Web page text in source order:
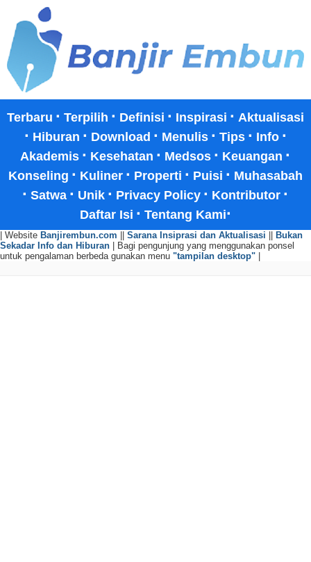
Terbaru · Terpilih · Definisi · Inspirasi · Aktualisasi
· Hiburan · Download · Menulis · Tips · Info ·
Akademis · Kesehatan · Medsos · Keuangan ·
Konseling · Kuliner · Properti · Puisi · Muhasabah
· Satwa · Unik · Privacy Policy · Kontributor ·
Daftar Isi · Tentang Kami·
| Website Banjirembun.com || Sarana Insiprasi dan Aktualisasi || Bukan
Sekadar Info dan Hiburan | Bagi pengunjung yang menggunakan ponsel
untuk pengalaman berbeda gunakan menu "tampilan desktop" |